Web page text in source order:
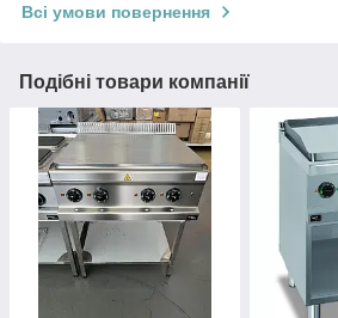
Всі умови повернення
Подібні товари компанії